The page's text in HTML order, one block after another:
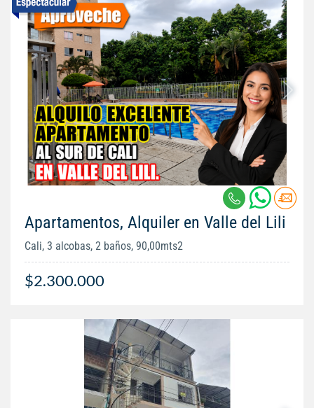
Apartamentos, Alquiler en Valle del Lili
Cali, 3 alcobas, 2 baños, 90,00mts2
$2.300.000